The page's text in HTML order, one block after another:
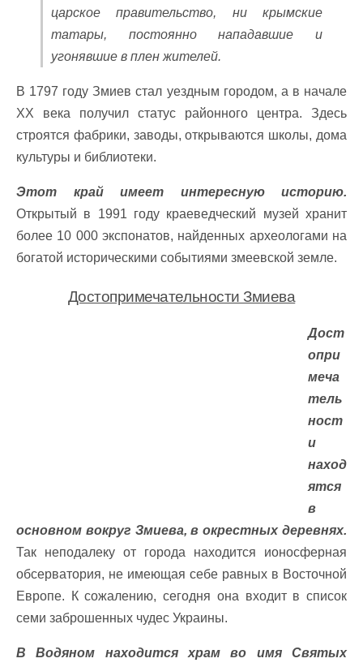
царское правительство, ни крымские
татары, постоянно нападавшие и
угонявшие в плен жителей.
В 1797 году Змиев стал уездным городом, а в начале
ХХ века получил статус районного центра. Здесь
строятся фабрики, заводы, открываются школы, дома
культуры и библиотеки.
Этот край имеет интересную историю.
Открытый в 1991 году краеведческий музей хранит
более 10 000 экспонатов, найденных археологами на
богатой историческими событиями змеевской земле.
Достопримечательности Змиева
Дост
опри
меча
тель
ност
и
наход
ятся
в
основном вокруг Змиева, в окрестных деревнях.
Так неподалеку от города находится ионосферная
обсерватория, не имеющая себе равных в Восточной
Европе. К сожалению, сегодня она входит в список
семи заброшенных чудес Украины.
В Водяном находится храм во имя Святых